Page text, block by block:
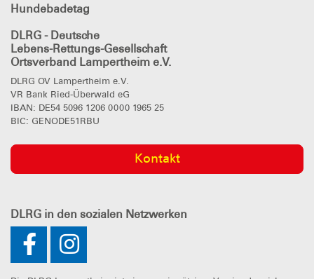
Hundebadetag
DLRG - Deutsche
Lebens-Rettungs-Gesellschaft
Ortsverband Lampertheim e.V.
DLRG OV Lampertheim e.V.
VR Bank Ried-Überwald eG
IBAN: DE54 5096 1206 0000 1965 25
BIC: GENODE51RBU
Kontakt
DLRG in den sozialen Netzwerken